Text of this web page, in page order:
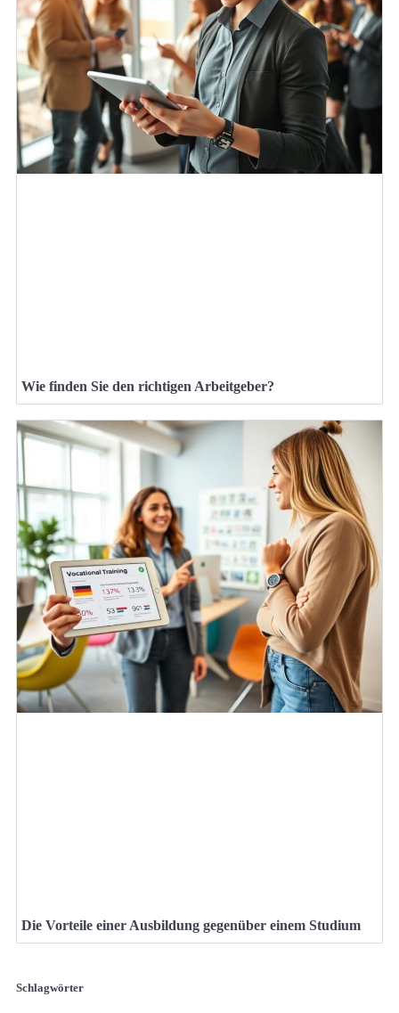
Wie finden Sie den richtigen Arbeitgeber?
Die Vorteile einer Ausbildung gegenüber einem Studium
Schlagwörter